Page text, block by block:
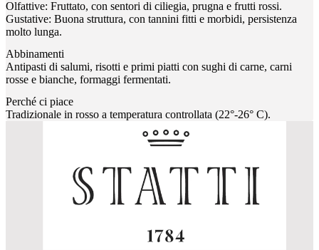
Olfattive: Fruttato, con sentori di ciliegia, prugna e frutti rossi.
Gustative: Buona struttura, con tannini fitti e morbidi, persistenza
molto lunga.
Abbinamenti
Antipasti di salumi, risotti e primi piatti con sughi di carne, carni
rosse e bianche, formaggi fermentati.
Perché ci piace
Tradizionale in rosso a temperatura controllata (22°-26° C).